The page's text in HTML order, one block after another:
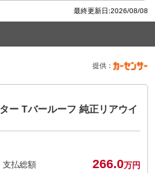
最終更新日:2026/08/08
提供：
ー Tバールーフ 純正リアウイ
支払総額 266.0万円